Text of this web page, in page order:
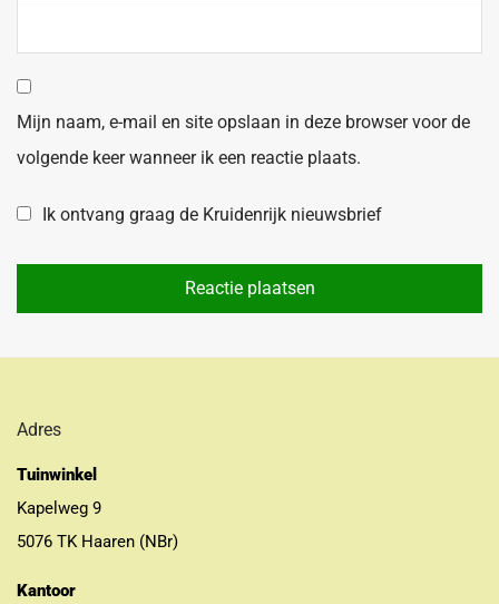
Mijn naam, e-mail en site opslaan in deze browser voor de
volgende keer wanneer ik een reactie plaats.
Ik ontvang graag de Kruidenrijk nieuwsbrief
Adres
Tuinwinkel
Kapelweg 9
5076 TK Haaren (NBr)
Kantoor